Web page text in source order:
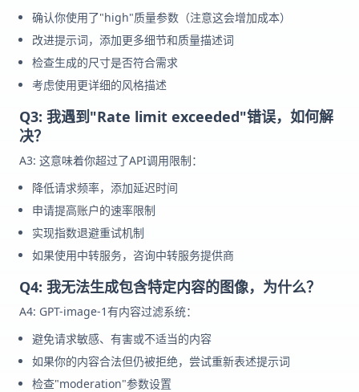
确认你使用了"high"质量参数（注意这会增加成本）
改进提示词，添加更多细节和质量描述词
检查生成的尺寸是否符合需求
考虑使用更详细的风格描述
Q3: 我遇到"Rate limit exceeded"错误，如何解
决？
A3: 这意味着你超过了API调用限制：
降低请求频率，添加延迟时间
申请提高账户的速率限制
实现指数退避重试机制
如果使用中转服务，咨询中转服务提供商
Q4: 我无法生成包含特定内容的图像，为什么？
A4: GPT-image-1有内容过滤系统：
避免请求敏感、有害或不适当的内容
如果你的内容合法但仍被拒绝，尝试重新表述提示词
检查"moderation"参数设置